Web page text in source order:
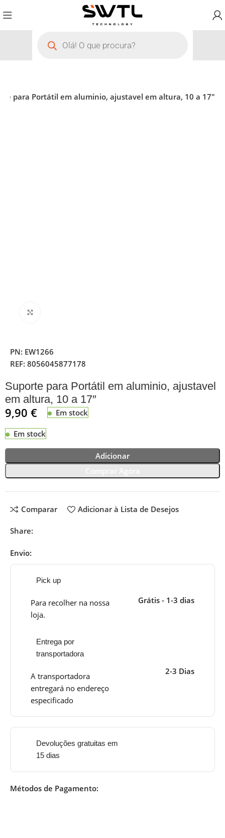
para Portátil em aluminio, ajustavel em altura, 10 a 17″
PN: EW1266
REF:8056045877178
Suporte para Portátil em aluminio, ajustavel
em altura, 10 a 17″
9,90€ Em stock
Em stock
Adicionar
Comparar Adicionar à Lista de Desejos
Share:
Envio:
Pick up
Para recolher na nossa
loja.
Grátis - 1-3 dias
Entrega por
transportadora
A transportadora
entregará no endereço
especificado
2-3 Dias
Devoluções gratuitas em
15 dias
Métodos de Pagamento: